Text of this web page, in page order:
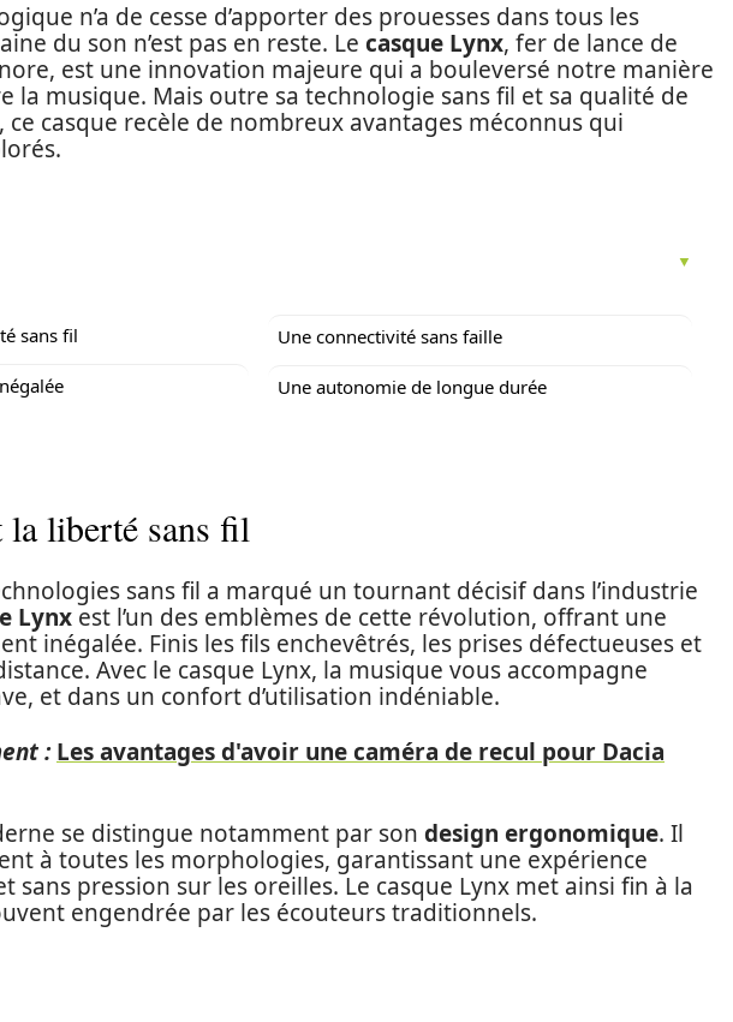
n’a de cesse d’apporter des prouesses dans tous les
du son n’est pas en reste. Le casque Lynx, fer de lance de
est une innovation majeure qui a bouleversé notre manière
la musique. Mais outre sa technologie sans fil et sa qualité de
casque recèle de nombreux avantages méconnus qui
sans fil Une connectivité sans faille
Une autonomie de longue durée
liberté sans fil
sans fil a marqué un tournant décisif dans l’industrie
Lynx est l’un des emblèmes de cette révolution, offrant une
inégalée. Finis les fils enchevêtrés, les prises défectueuses et
Avec le casque Lynx, la musique vous accompagne
et dans un confort d’utilisation indéniable.
: Les avantages d'avoir une caméra de recul pour Dacia
se distingue notamment par son design ergonomique. Il
à toutes les morphologies, garantissant une expérience
sans pression sur les oreilles. Le casque Lynx met ainsi fin à la
engendrée par les écouteurs traditionnels.